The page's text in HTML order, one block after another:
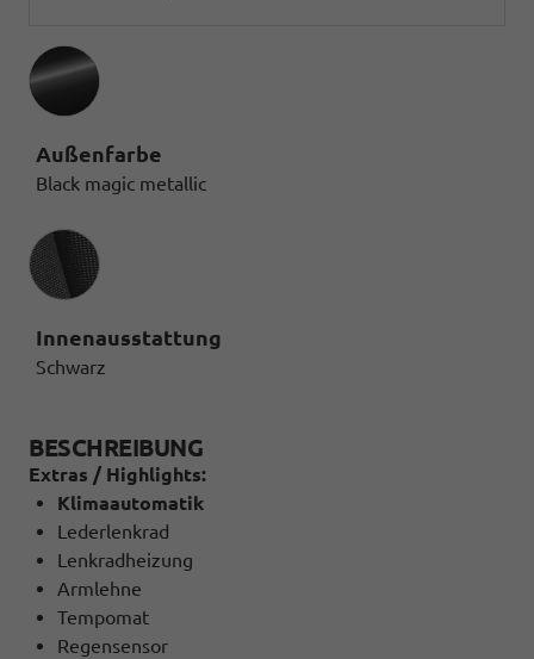
Außenfarbe
Black magic metallic
Innenausstattung
Innenausstattung
Schwarz
BESCHREIBUNG
Extras / Highlights:
Klimaautomatik
Lederlenkrad
Lenkradheizung
Armlehne
Tempomat
Regensensor